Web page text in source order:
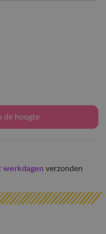
de hoogte
werkdagen verzonden